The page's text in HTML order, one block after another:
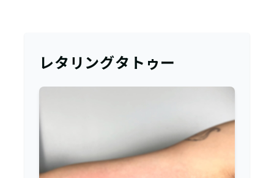
レタリングタトゥー